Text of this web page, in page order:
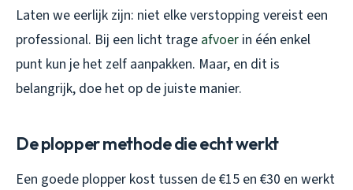
Laten we eerlijk zijn: niet elke verstopping vereist een
professional. Bij een licht trage afvoer in één enkel
punt kun je het zelf aanpakken. Maar, en dit is
belangrijk, doe het op de juiste manier.
De plopper methode die echt werkt
Een goede plopper kost tussen de €15 en €30 en werkt